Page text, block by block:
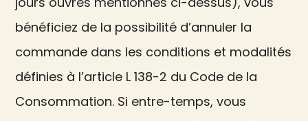
bénéficiez de la possibilité d’annuler la
commande dans les conditions et modalités
définies à l’article L 138-2 du Code de la
Consommation. Si entre-temps, vous